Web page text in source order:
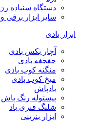
دستگاه سنباده
سایر ابزار برقی
ابزار بادی
آچار بکس بادی
جغجغه بادی
منگنه کوب بادی
میخ کوب بادی
بادپاش
پیستوله رنگ پاش
شلنگ فنری باد
ابزار بنزینی